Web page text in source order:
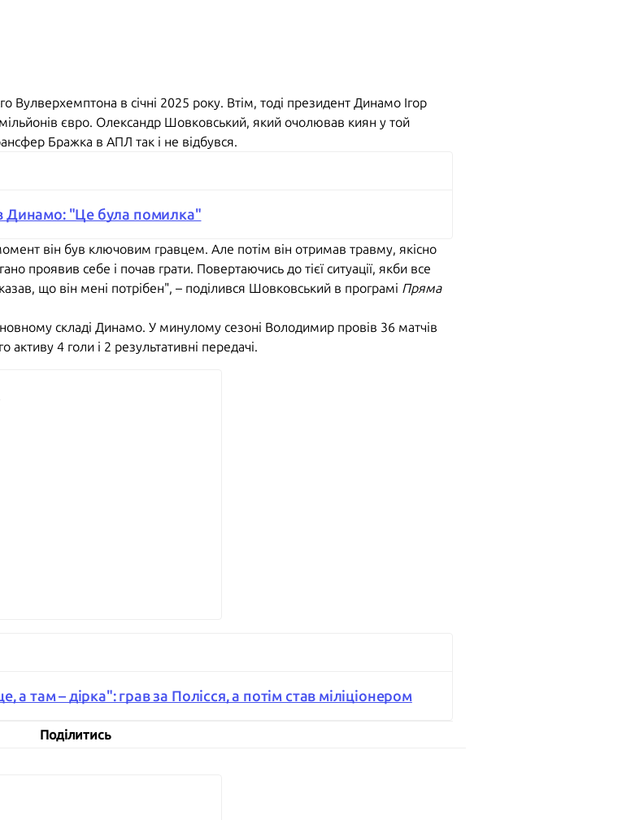
Вулверхемптона в січні 2025 року. Втім, тоді президент Динамо Ігор
євро. Олександр Шовковський, який очолював киян у той
Бражка в АПЛ так і не відбувся.
Динамо: "Це була помилка"
він був ключовим гравцем. Але потім він отримав травму, якісно
проявив себе і почав грати. Повертаючись до тієї ситуації, якби все
що він мені потрібен", – поділився Шовковський в програмі Пряма
складі Динамо. У минулому сезоні Володимир провів 36 матчів
активу 4 голи і 2 результативні передачі.
а там – дірка": грав за Полісся, а потім став міліціонером
Поділитись